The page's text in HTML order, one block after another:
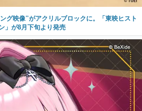
グ映像”がアクリルブロックに。「東映ヒスト
」が8月下旬より発売